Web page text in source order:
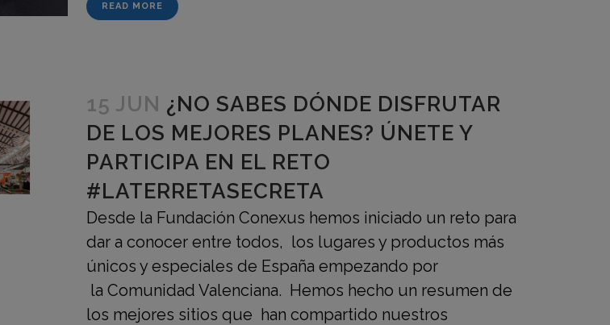
READ MORE
15 JUN ¿NO SABES DÓNDE DISFRUTAR
DE LOS MEJORES PLANES? ÚNETE Y
PARTICIPA EN EL RETO
#LATERRETASECRETA
Desde la Fundación Conexus hemos iniciado un reto para
dar a conocer entre todos, los lugares y productos más
únicos y especiales de España empezando por
la Comunidad Valenciana. Hemos hecho un resumen de
los mejores sitios que han compartido nuestros